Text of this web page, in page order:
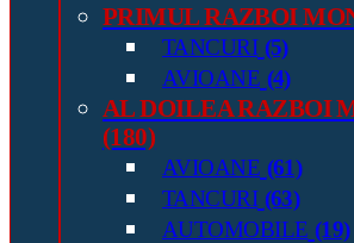
PRIMUL RAZBOI
TANCURI (5)
AVIOANE (4)
AL DOILEA RAZBOI
(180)
AVIOANE (61)
TANCURI (63)
AUTOMOBILE (19)